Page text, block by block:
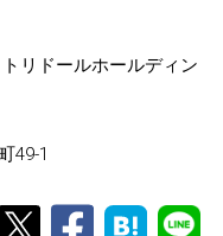
リドールホールディン
49-1